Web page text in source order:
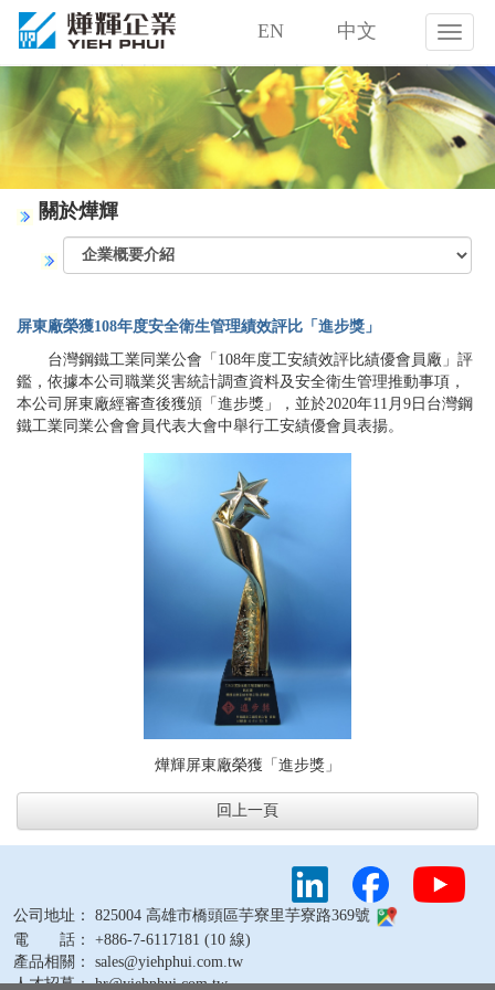
燁
輝
企
業
股
份
有
限
司
EN 中文
關於燁輝
屏東廠榮獲108年度安全衛生管理績效評比「進步獎」
台灣鋼鐵工業同業公會「108年度工安績效評比績優會員廠」評
鑑，依據本公司職業災害統計調查資料及安全衛生管理推動事項，
本公司屏東廠經審查後獲頒「進步獎」，並於2020年11月9日台灣鋼
鐵工業同業公會會員代表大會中舉行工安績優會員表揚。
燁輝屏東廠榮獲「進步獎」
回上一頁
公司地址： 825004 高雄市橋頭區芋寮里芋寮路369號
電 話： +886-7-6117181 (10 線)
產品相關： sales@yiehphui.com.tw
人才招募： hr@yiehphui.com.tw